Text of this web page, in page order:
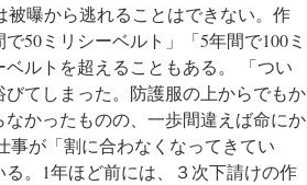
曝から逃れることはできない。作
50ミリシーベルト」「5年間で100ミ
ルトを超えることもある。 「つい
てしまった。防護服の上からでもか
かったものの、一歩間違えば命にか
事が「割に合わなくなってきてい
。1年ほど前には、３次下請けの作